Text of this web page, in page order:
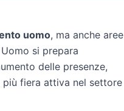
uomo, ma anche aree
si prepara
delle presenze,
fiera attiva nel settore